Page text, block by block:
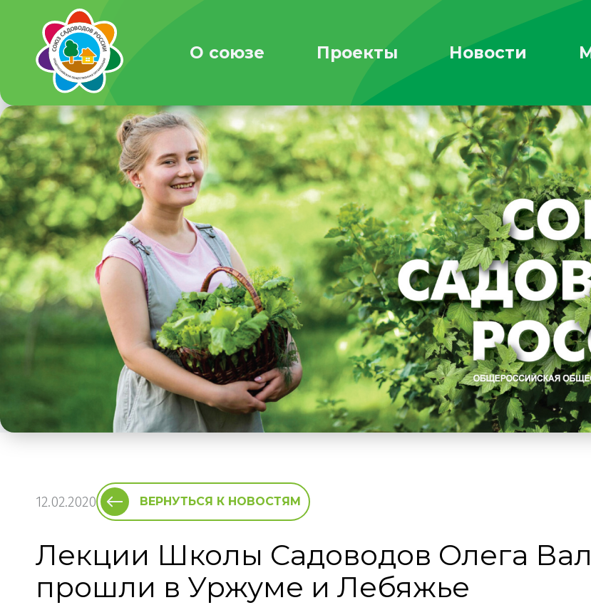
О союзе Проекты Новости
12.02.2020 ВЕРНУТЬСЯ К НОВОСТЯМ
Лекции Школы Садоводов Олега
прошли в Уржуме и Лебяжье